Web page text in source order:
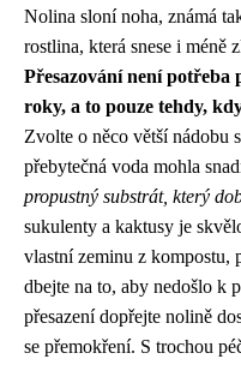
Nolina sloní noha, známá
rostlina, která snese i méně
Přesazování není potřeba
roky, a to pouze tehdy,
Zvolte o něco větší nádobu
přebytečná voda mohla
propustný substrát, který
sukulenty a kaktusy je
vlastní zeminu z kompostu,
dbejte na to, aby nedošlo k
přesazení dopřejte nolině
se přemokření. S trochou